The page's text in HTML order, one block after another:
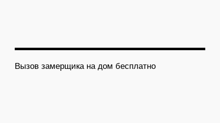
Вызов замерщика на дом бесплатно